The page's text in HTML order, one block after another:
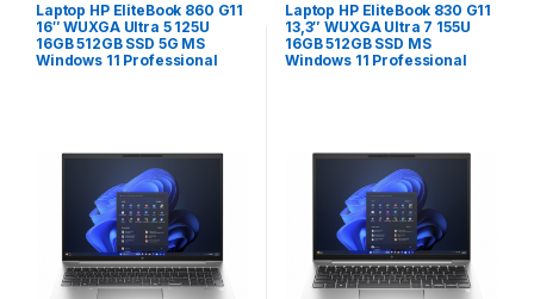
Laptop HP EliteBook 860 G11
16″ WUXGA Ultra 5 125U
16GB 512GB SSD 5G MS
Windows 11 Professional
Laptop HP EliteBook 830 G11
13,3″ WUXGA Ultra 7 155U
16GB 512GB SSD MS
Windows 11 Professional